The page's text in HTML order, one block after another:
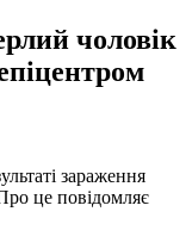
чоловік
зараження
це повідомляє